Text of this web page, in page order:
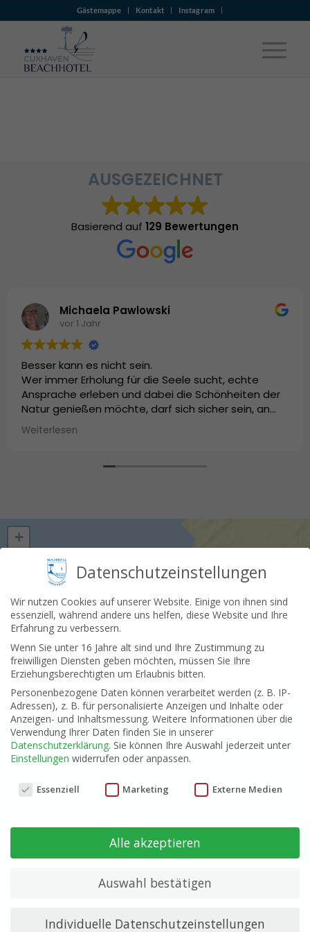
Gästemappe Kontakt Instagram
AUSGEZEICHNET
Basierend auf 129 Bewertungen
Michaela Pawlowski
vor 1 Jahr
Besser kann es nicht sein.
Wer immer Erholung für die Seele sucht, echte
Ansprache erleben und dabei die Schönheiten der
Natur genießen möchte, darf sich sicher sein, an
diesem Ort alles zu finden, was es braucht, um sich
wirklich zu erholen.
schon ein Kurzurlaub über das Wochenende. Wer
Weiterlesen
+
1 km
3000 ft
Tiles © Esri — Source: Esri, DeLorme, NAVTEQ, USGS, Intermap,
iPC, NRCAN, Esri Japan, METI, Esri China (Hong Kong), Esri (Thailand),
TomTom, 2012
Wir freuen uns auf Sie!
Zimmer
Datenschutzeinstellungen
Wir nutzen Cookies auf unserer Website. Einige von ihnen sind
essenziell, während andere uns helfen, diese Website und Ihre
Erfahrung zu verbessern.
Wenn Sie unter 16 Jahre alt sind und Ihre Zustimmung zu
freiwilligen Diensten geben möchten, müssen Sie Ihre
Erziehungsberechtigten um Erlaubnis bitten.
Personenbezogene Daten können verarbeitet werden (z. B. IP-
Adressen), z. B. für personalisierte Anzeigen und Inhalte oder
Anzeigen- und Inhaltsmessung. Weitere Informationen über die
Verwendung Ihrer Daten finden Sie in unserer
Datenschutzerklärung. Sie können Ihre Auswahl jederzeit unter
Einstellungen widerrufen oder anpassen.
Datenschutzeinstellungen
Essenziell Marketing Externe Medien
Alle akzeptieren
Auswahl bestätigen
Individuelle Datenschutzeinstellungen